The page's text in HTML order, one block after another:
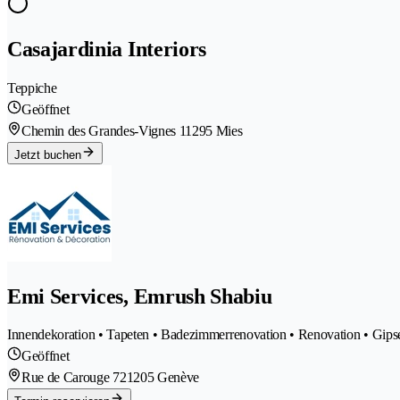
Casajardinia Interiors
Teppiche
Geöffnet
Chemin des Grandes-Vignes 11295 Mies
Jetzt buchen
Emi Services, Emrush Shabiu
Innendekoration • Tapeten • Badezimmerrenovation • Renovation •
Geöffnet
Rue de Carouge 721205 Genève